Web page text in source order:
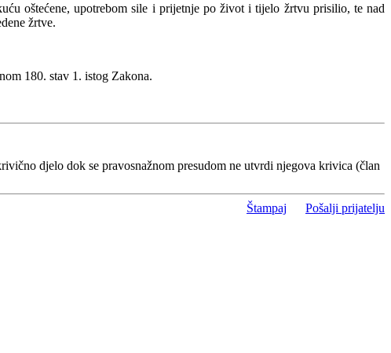
oštećene, upotrebom sile i prijetnje po život i tijelo žrtvu prisilio, te nad
žrtve.
180. stav 1. istog Zakona.
djelo dok se pravosnažnom presudom ne utvrdi njegova krivica (član
Štampaj Pošalji prijatelju